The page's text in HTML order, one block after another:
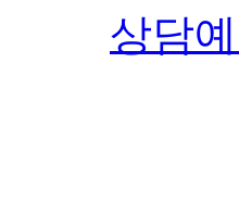
상담